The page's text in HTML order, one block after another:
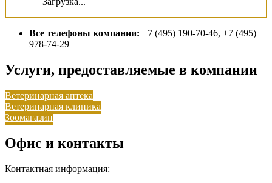
Все телефоны компании: +7 (495) 190-70-46, +7 (495)
978-74-29
Услуги, предоставляемые в компании
Ветеринарная аптека
Ветеринарная клиника
Зоомагазин
Офис и контакты
Контактная информация: